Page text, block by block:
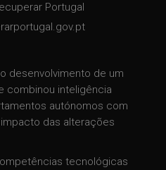
Portugal
desenvolvimento de um
combinou inteligência
autónomos com
das alterações
tecnológicas